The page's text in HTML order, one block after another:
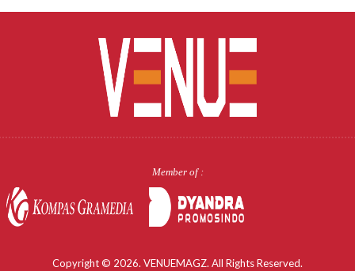
Member of :
Copyright © 2026. VENUEMAGZ. All Rights Reserved.